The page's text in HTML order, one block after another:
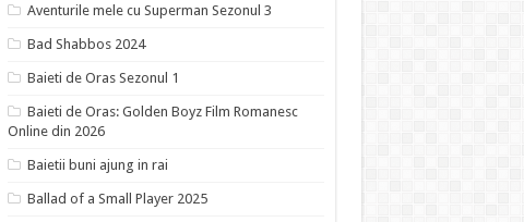
Aventurile mele cu Superman Sezonul 3
Bad Shabbos 2024
Baieti de Oras Sezonul 1
Baieti de Oras: Golden Boyz Film Romanesc
Online din 2026
Baietii buni ajung in rai
Ballad of a Small Player 2025